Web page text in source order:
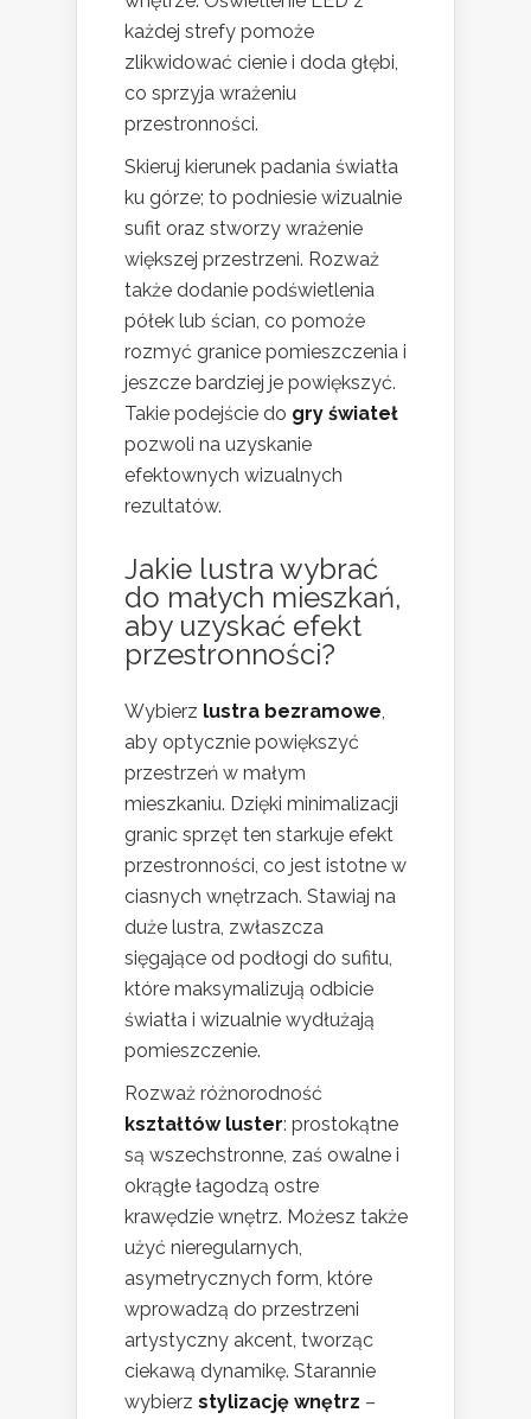
każdej strefy pomoże
zlikwidować cienie i doda głębi,
co sprzyja wrażeniu
przestronności.
Skieruj kierunek padania światła
ku górze; to podniesie wizualnie
sufit oraz stworzy wrażenie
większej przestrzeni. Rozważ
także dodanie podświetlenia
półek lub ścian, co pomoże
rozmyć granice pomieszczenia i
jeszcze bardziej je powiększyć.
Takie podejście do gry świateł
pozwoli na uzyskanie
efektownych wizualnych
rezultatów.
Jakie lustra wybrać
do małych mieszkań,
aby uzyskać efekt
przestronności?
Wybierz lustra bezramowe,
aby optycznie powiększyć
przestrzeń w małym
mieszkaniu. Dzięki minimalizacji
granic sprzęt ten starkuje efekt
przestronności, co jest istotne w
ciasnych wnętrzach. Stawiaj na
duże lustra, zwłaszcza
sięgające od podłogi do sufitu,
które maksymalizują odbicie
światła i wizualnie wydłużają
pomieszczenie.
Rozważ różnorodność
kształtów luster: prostokątne
są wszechstronne, zaś owalne i
okrągłe łagodzą ostre
krawędzie wnętrz. Możesz także
użyć nieregularnych,
asymetrycznych form, które
wprowadzą do przestrzeni
artystyczny akcent, tworząc
ciekawą dynamikę. Starannie
wybierz stylizację wnętrz –